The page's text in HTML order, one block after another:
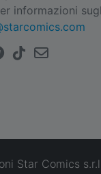
informazioni
Star Comics